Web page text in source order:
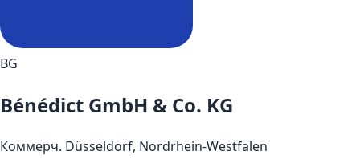
BG
Bénédict GmbH & Co. KG
Коммерч. Düsseldorf, Nordrhein-Westfalen